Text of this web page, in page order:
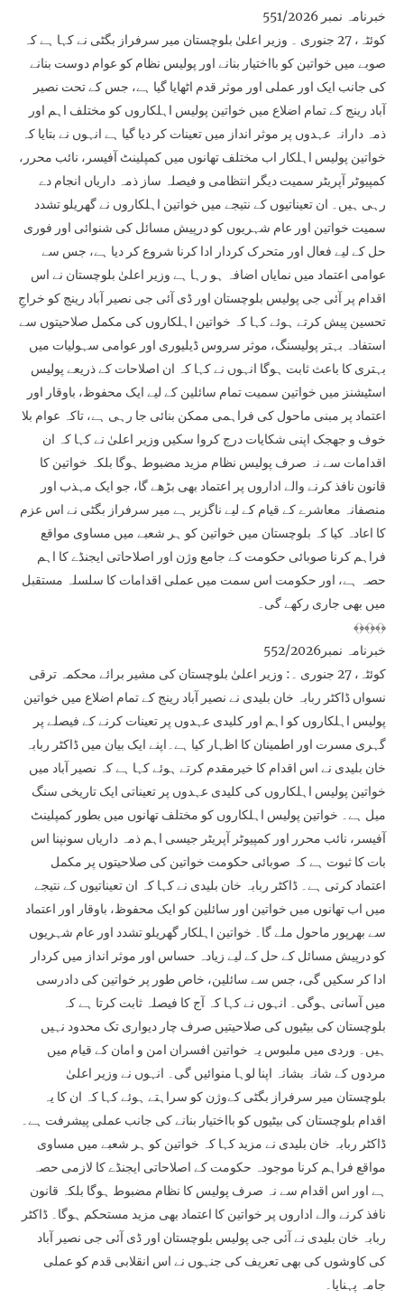
خبرنامہ نمبر 551/2026
کوئٹہ، 27 جنوری ۔ وزیر اعلیٰ بلوچستان میر سرفراز بگٹی نے کہا ہے کہ
صوبے میں خواتین کو بااختیار بنانے اور پولیس نظام کو عوام دوست بنانے
کی جانب ایک اور عملی اور موثر قدم اٹھایا گیا ہے، جس کے تحت نصیر
آباد رینج کے تمام اضلاع میں خواتین پولیس اہلکاروں کو مختلف اہم اور
ذمہ دارانہ عہدوں پر موثر انداز میں تعینات کر دیا گیا ہے انہوں نے بتایا کہ
خواتین پولیس اہلکار اب مختلف تھانوں میں کمپلینٹ آفیسر، نائب محرر،
کمپیوٹر آپریٹر سمیت دیگر انتظامی و فیصلہ ساز ذمہ داریاں انجام دے
رہی ہیں۔ ان تعیناتیوں کے نتیجے میں خواتین اہلکاروں نے گھریلو تشدد
سمیت خواتین اور عام شہریوں کو درپیش مسائل کی شنوائی اور فوری
حل کے لیے فعال اور متحرک کردار ادا کرنا شروع کر دیا ہے، جس سے
عوامی اعتماد میں نمایاں اضافہ ہو رہا ہے وزیر اعلیٰ بلوچستان نے اس
اقدام پر آئی جی پولیس بلوچستان اور ڈی آئی جی نصیر آباد رینج کو خراجِ
تحسین پیش کرتے ہوئے کہا کہ خواتین اہلکاروں کی مکمل صلاحیتوں سے
استفادہ بہتر پولیسنگ، موثر سروس ڈیلیوری اور عوامی سہولیات میں
بہتری کا باعث ثابت ہوگا انہوں نے کہا کہ ان اصلاحات کے ذریعے پولیس
اسٹیشنز میں خواتین سمیت تمام سائلین کے لیے ایک محفوظ، باوقار اور
اعتماد پر مبنی ماحول کی فراہمی ممکن بنائی جا رہی ہے، تاکہ عوام بلا
خوف و جھجک اپنی شکایات درج کروا سکیں وزیر اعلیٰ نے کہا کہ ان
اقدامات سے نہ صرف پولیس نظام مزید مضبوط ہوگا بلکہ خواتین کا
قانون نافذ کرنے والے اداروں پر اعتماد بھی بڑھے گا، جو ایک مہذب اور
منصفانہ معاشرے کے قیام کے لیے ناگزیر ہے میر سرفراز بگٹی نے اس عزم
کا اعادہ کیا کہ بلوچستان میں خواتین کو ہر شعبے میں مساوی مواقع
فراہم کرنا صوبائی حکومت کے جامع وژن اور اصلاحاتی ایجنڈے کا اہم
حصہ ہے، اور حکومت اس سمت میں عملی اقدامات کا سلسلہ مستقبل
میں بھی جاری رکھے گی۔
﴾﴿﴾﴿﴾﴿
خبرنامہ نمبر552/2026
کوئٹہ، 27 جنوری ۔: وزیر اعلیٰ بلوچستان کی مشیر برائے محکمہ ترقی
نسواں ڈاکٹر ربابہ خان بلیدی نے نصیر آباد رینج کے تمام اضلاع میں خواتین
پولیس اہلکاروں کو اہم اور کلیدی عہدوں پر تعینات کرنے کے فیصلے پر
گہری مسرت اور اطمینان کا اظہار کیا ہے۔اپنے ایک بیان میں ڈاکٹر ربابہ
خان بلیدی نے اس اقدام کا خیرمقدم کرتے ہوئے کہا ہے کہ نصیر آباد میں
خواتین پولیس اہلکاروں کی کلیدی عہدوں پر تعیناتی ایک تاریخی سنگ
میل ہے۔ خواتین پولیس اہلکاروں کو مختلف تھانوں میں بطور کمپلینٹ
آفیسر، نائب محرر اور کمپیوٹر آپریٹر جیسی اہم ذمہ داریاں سونپنا اس
بات کا ثبوت ہے کہ صوبائی حکومت خواتین کی صلاحیتوں پر مکمل
اعتماد کرتی ہے۔ ڈاکٹر ربابہ خان بلیدی نے کہا کہ ان تعیناتیوں کے نتیجے
میں اب تھانوں میں خواتین اور سائلین کو ایک محفوظ، باوقار اور اعتماد
سے بھرپور ماحول ملے گا۔ خواتین اہلکار گھریلو تشدد اور عام شہریوں
کو درپیش مسائل کے حل کے لیے زیادہ حساس اور موثر انداز میں کردار
ادا کر سکیں گی، جس سے سائلین، خاص طور پر خواتین کی دادرسی
میں آسانی ہوگی۔ انہوں نے کہا کہ آج کا فیصلہ ثابت کرتا ہے کہ
بلوچستان کی بیٹیوں کی صلاحیتیں صرف چار دیواری تک محدود نہیں
ہیں۔ وردی میں ملبوس یہ خواتین افسران امن و امان کے قیام میں
مردوں کے شانہ بشانہ اپنا لوہا منوائیں گی۔ انہوں نے وزیر اعلیٰ
بلوچستان میر سرفراز بگٹی کےوژن کو سراہتے ہوئے کہا کہ ان کا یہ
اقدام بلوچستان کی بیٹیوں کو بااختیار بنانے کی جانب عملی پیشرفت ہے۔
ڈاکٹر ربابہ خان بلیدی نے مزید کہا کہ خواتین کو ہر شعبے میں مساوی
مواقع فراہم کرنا موجودہ حکومت کے اصلاحاتی ایجنڈے کا لازمی حصہ
ہے اور اس اقدام سے نہ صرف پولیس کا نظام مضبوط ہوگا بلکہ قانون
نافذ کرنے والے اداروں پر خواتین کا اعتماد بھی مزید مستحکم ہوگا۔ ڈاکٹر
ربابہ خان بلیدی نے آئی جی پولیس بلوچستان اور ڈی آئی جی نصیر آباد
کی کاوشوں کی بھی تعریف کی جنہوں نے اس انقلابی قدم کو عملی
جامہ پہنایا۔